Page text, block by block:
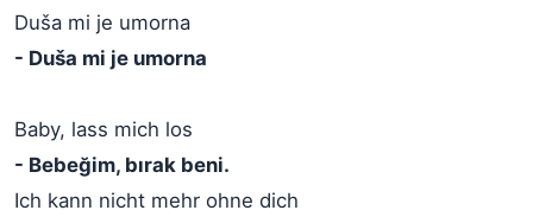
Duša mi je umorna
- Duša mi je umorna
Baby, lass mich los
- Bebeğim, bırak beni.
Ich kann nicht mehr ohne dich